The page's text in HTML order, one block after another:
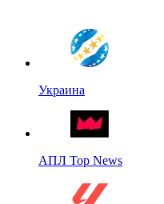
Украина
АПЛ Top News